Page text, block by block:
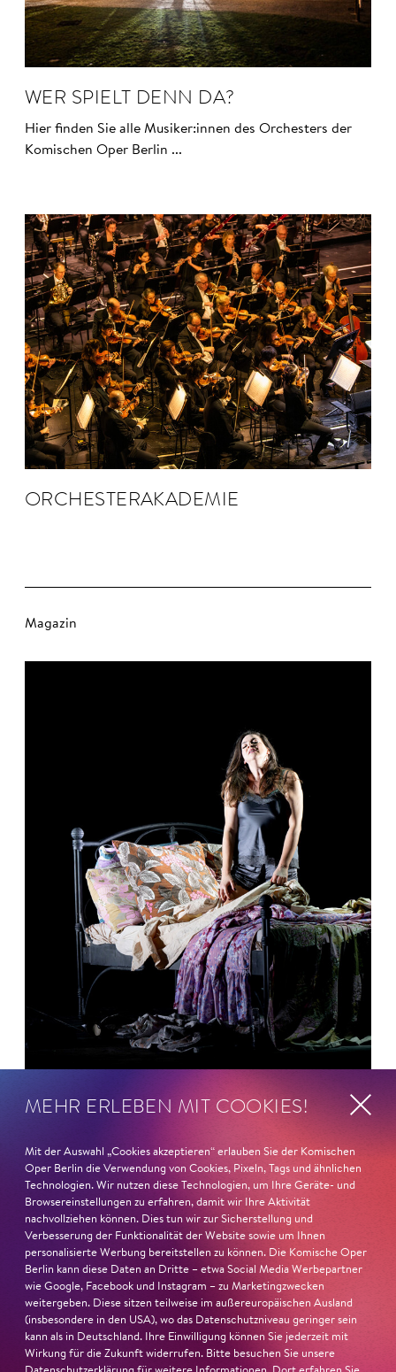
WER SPIELT DENN DA?
Hier finden Sie alle Musiker:innen des Orchesters der
Komischen Oper Berlin ...
ORCHESTER­AKADEMIE
Magazin
26. Juni 2026
Ambur Braid für DER FAUST
nominiert
Ambur Braidist für den Deutschen Theaterpreis DER
FAUST nominiert in der Kategorie »Darsteller:in
Musiktheater«. Ihr eindrucksvolles Rollendebüt als
Katerina Lwowna Ismailowa in Barrie KoskysLady
Macbeth von Mzensk sei jederzeit authentisch, ziehe das
Publikum in ihren Bann, fordere zum Miterleben und
Mitleiden heraus – niemand im Saal bliebe teilnahmslos
zurück, lobt die Jury Ambur Braids stimmliche Wucht
MEHR ERLEBEN MIT COOKIES!
Mit der Auswahl „Cookies akzeptieren“ erlauben Sie der Komischen
Oper Berlin die Verwendung von Cookies, Pixeln, Tags und ähnlichen
Technologien. Wir nutzen diese Technologien, um Ihre Geräte- und
Browsereinstellungen zu erfahren, damit wir Ihre Aktivität
nachvollziehen können. Dies tun wir zur Sicherstellung und
Verbesserung der Funktionalität der Website sowie um Ihnen
personalisierte Werbung bereitstellen zu können. Die Komische Oper
Berlin kann diese Daten an Dritte – etwa Social Media Werbepartner
wie Google, Facebook und Instagram – zu Marketingzwecken
weitergeben. Diese sitzen teilweise im außereuropäischen Ausland
(insbesondere in den USA), wo das Datenschutzniveau geringer sein
kann als in Deutschland. Ihre Einwilligung können Sie jederzeit mit
Wirkung für die Zukunft widerrufen. Bitte besuchen Sie unsere